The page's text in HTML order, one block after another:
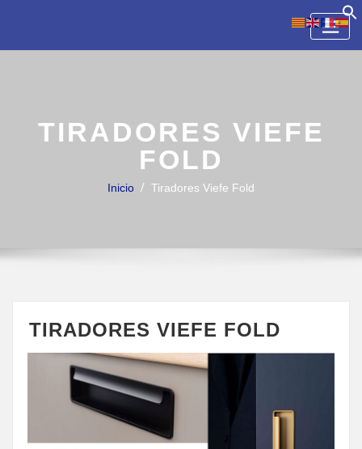
content
TIRADORES VIEFE
FOLD
Inicio Tiradores Viefe Fold
TIRADORES VIEFE FOLD